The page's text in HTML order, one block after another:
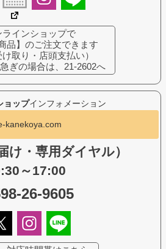
ョップインフォメーション
kanekoya.com
け・専用ダイヤル）
～17:00
26-9605
ラインショップで
品】のご注文できます
け取り・店頭支払い）
ぎの場合は、21-2602へ